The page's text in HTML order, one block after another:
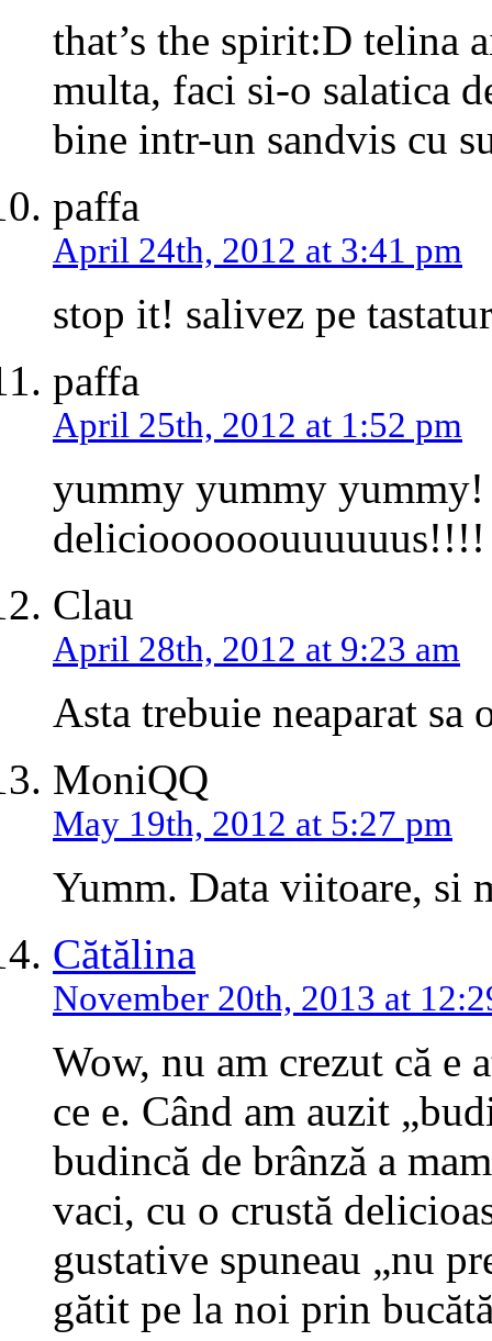
that’s the spirit:D telina
multa, faci si-o salatica
bine intr-un sandvis cu
paffa
April 24th, 2012 at 3:41 pm
stop it! salivez pe
paffa
April 25th, 2012 at 1:52 pm
yummy yummy yummy!
delicioooooouuuuuus!!!!
Clau
April 28th, 2012 at 9:23 am
Asta trebuie neaparat
MoniQQ
May 19th, 2012 at 5:27 pm
Yumm. Data viitoare, si
Cătălina
November 20th, 2013 at
Wow, nu am crezut că e
ce e. Când am auzit
budincă de brânză a
vaci, cu o crustă
gustative spuneau „nu
gătit pe la noi prin